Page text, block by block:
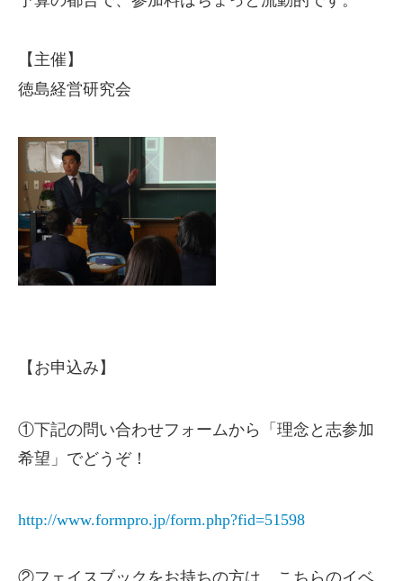
【主催】
徳島経営研究会
【お申込み】
①下記の問い合わせフォームから「理念と志参加
希望」でどうぞ！
http://www.formpro.jp/form.php?fid=51598
②フェイスブックをお持ちの方は、こちらのイベ